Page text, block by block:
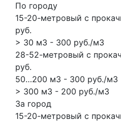
По городу
15-20-метровый с
руб.
> 30 м3 - 300 руб./м3
28-52-метровый с
руб.
50…200 м3 - 300 руб./м3
> 300 м3 - 200 руб./м3
За город
15-20-метровый с